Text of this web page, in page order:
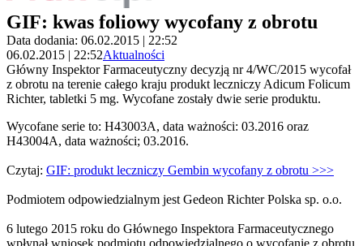
GIF: kwas foliowy wycofany z obrotu
Data dodania: 06.02.2015 | 22:52
06.02.2015 | 22:52Aktualności
Główny Inspektor Farmaceutyczny decyzją nr 4/WC/2015 wycofał
z obrotu na terenie całego kraju produkt leczniczy Adicum Folicum
Richter, tabletki 5 mg. Wycofane zostały dwie serie produktu.
Wycofane serie to: H43003A, data ważności: 03.2016 oraz
H43004A, data ważności; 03.2016.
Czytaj: GIF: produkt leczniczy Gembin wycofany z obrotu >>>
Podmiotem odpowiedzialnym jest Gedeon Richter Polska sp. o.o.
6 lutego 2015 roku do Głównego Inspektora Farmaceutycznego